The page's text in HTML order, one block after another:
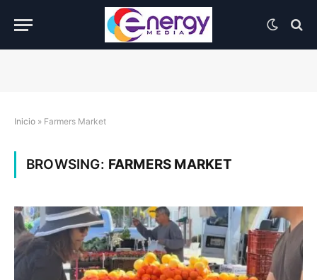
Inicio » Farmers Market
BROWSING: FARMERS MARKET